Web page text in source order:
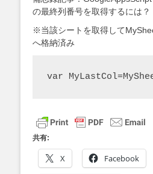
の最終列番号を取得するには？
※当該シートを取得して
へ格納済み
var
共有:
X Facebook